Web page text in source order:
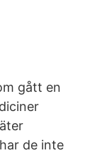
gått en
de inte